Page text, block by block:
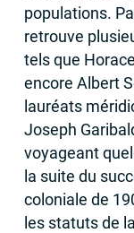
populations.
retrouve
tels que
encore Albert
lauréats
Joseph
voyageant
la suite du
coloniale de
les statuts de